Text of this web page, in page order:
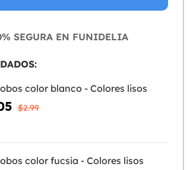
SEGURA EN FUNIDELIA
color blanco - Colores lisos
$2.99
color fucsia - Colores lisos